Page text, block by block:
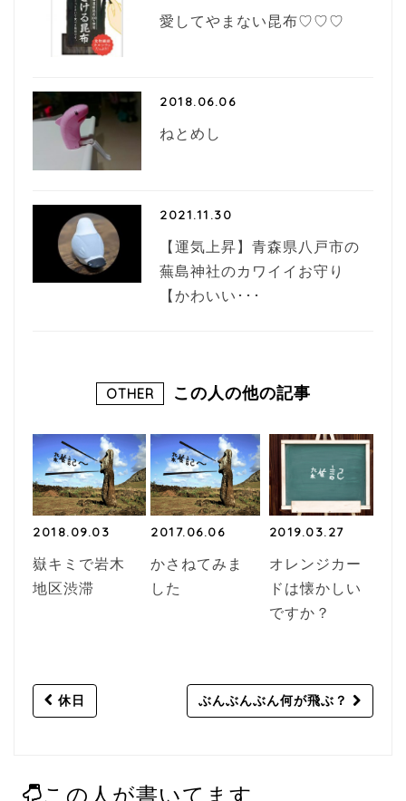
愛してやまない昆布♡♡♡
2018.06.06
ねとめし
2021.11.30
【運気上昇】青森県八戸市の
蕪島神社のカワイイお守り
【かわいい･･･
OTHER この人の他の記事
2018.09.03
嶽キミで岩木
地区渋滞
2017.06.06
かさねてみま
した
2019.03.27
オレンジカー
ドは懐かしい
ですか？
Post
休日 ぶんぶんぶん何が飛ぶ？
この人が書いてます